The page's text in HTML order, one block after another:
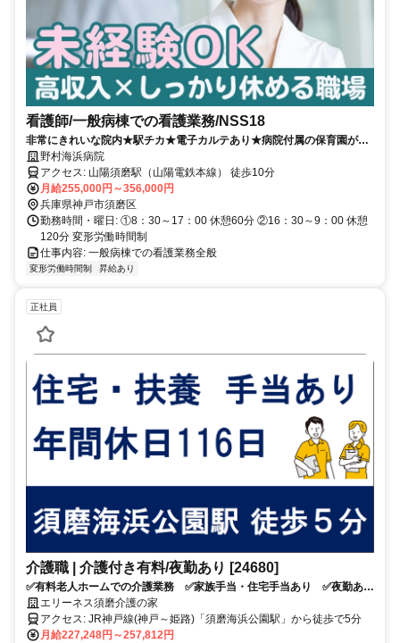
看護師/一般病棟での看護業務/NSS18
非常にきれいな院内★駅チカ★電子カルテあり★病院付属の保育園があ
るので子育て中の方も安心して就業していただけます♪
野村海浜病院
アクセス: 山陽須磨駅（山陽電鉄本線） 徒歩10分
月給255,000円～356,000円
兵庫県神戸市須磨区
勤務時間・曜日: ①8：30～17：00 休憩60分 ②16：30～9：00 休憩
120分 変形労働時間制
仕事内容: 一般病棟での看護業務全般
変形労働時間制 昇給あり
正社員
介護職 | 介護付き有料/夜勤あり [24680]
✅有料老人ホームでの介護業務 ✅家族手当・住宅手当あり ✅夜勤あ
り ✅須磨海浜公園駅から徒歩5分 ✅応募条件：介護系資格をお持ちの
方
エリーネス須磨介護の家
アクセス: JR神戸線(神戸～姫路)「須磨海浜公園駅」から徒歩で5分
月給227,248円～257,812円